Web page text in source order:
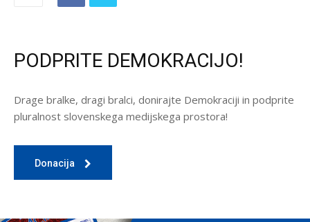
PODPRITE DEMOKRACIJO!
Drage bralke, dragi bralci, donirajte Demokraciji in podprite
pluralnost slovenskega medijskega prostora!
Donacija